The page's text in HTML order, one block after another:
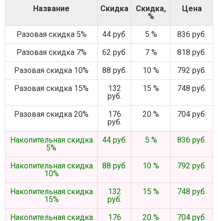
Название Скидка
Скидка,
%
Цена
Разовая скидка 5% 44 руб. 5 %
836 руб.
Разовая скидка 7%
62 руб. 7 %
818 руб.
Разовая скидка 10%
88 руб. 10 %
792 руб.
Разовая скидка 15%
132
руб.
15 % 748 руб.
Разовая скидка 20%
176
руб.
20 % 704 руб.
Накопительная скидка
5%
44 руб. 5 % 836 руб.
Накопительная скидка
10%
88 руб. 10 % 792 руб.
Накопительная скидка
15%
132
руб.
15 % 748 руб.
Накопительная скидка
176
20 % 704 руб.